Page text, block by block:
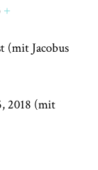
+
(mit Jacobus
2018 (mit